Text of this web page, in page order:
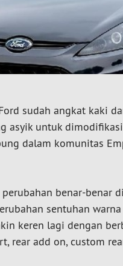
sudah angkat kaki
asyik untuk
dalam komunitas
benar-benar
sentuhan
keren lagi dengan
rear add on, custom